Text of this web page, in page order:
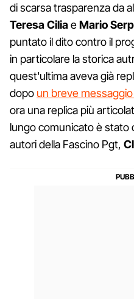
di scarsa trasparenza da
Teresa CiliaeMario
puntato il dito contro il
in particolare la storica
quest'ultima aveva già
dopo un breve
ora una replica più
lungo comunicato è stato
autori della Fascino Pgt,